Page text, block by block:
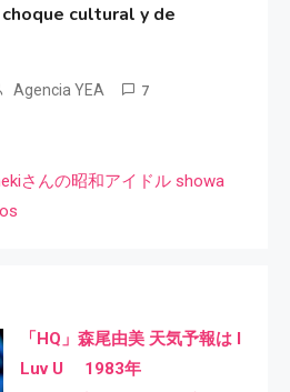
cultural y de
Agencia YEA 7
さんの昭和アイドル showa
「HQ」森尾由美 天気予報は I
Luv U 1983年